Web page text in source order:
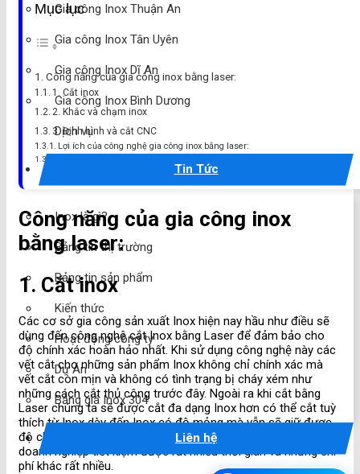
Gia công Inox Thuận An
Gia công Inox Tân Uyên
Gia công Inox Dĩ An
Gia công Inox Bình Dương
Dịch vụ
Tin Tức
Inox là gì?
Bảng tin thị trường
Bảng tin sản phẩm
Kiến thức
Hoạt động công ty
Dự Án
Bảng giá Inox 304
Liên hệ
Mục lục
Công năng của gia công inox bằng laser:
1. Cắt inox
2. Khắc và chạm inox
3. Định hình và cắt CNC
Lợi ích của công nghệ gia công inox bằng laser:
Công năng của gia công inox
bằng laser:
1. Cắt inox
Các cơ sở gia công sản xuất Inox hiện nay hầu như điều sẽ
dùng đến công nghệ cắt Inox bằng Laser để đảm bảo cho
độ chính xác hoàn hảo nhất. Khi sử dụng công nghệ này các
vết cắt cho những sản phẩm Inox không chỉ chính xác mà
vết cắt còn mịn và không có tình trạng bị cháy xém như
những cách cắt thủ công trước đây. Ngoài ra khi cắt bằng
Laser chúng ta sẽ được cắt đa dạng Inox hơn có thể cắt tuỳ
thích từ Inox dày đến Inox có độ mỏng mà vẫn sẽ giữ được
độ chính xác cao. Đặc biệt công nghệ này có thể giúp các
doanh nghiệp tiết kiệm được rất nhiều thời gian và những chi
phí khác rất nhiều.